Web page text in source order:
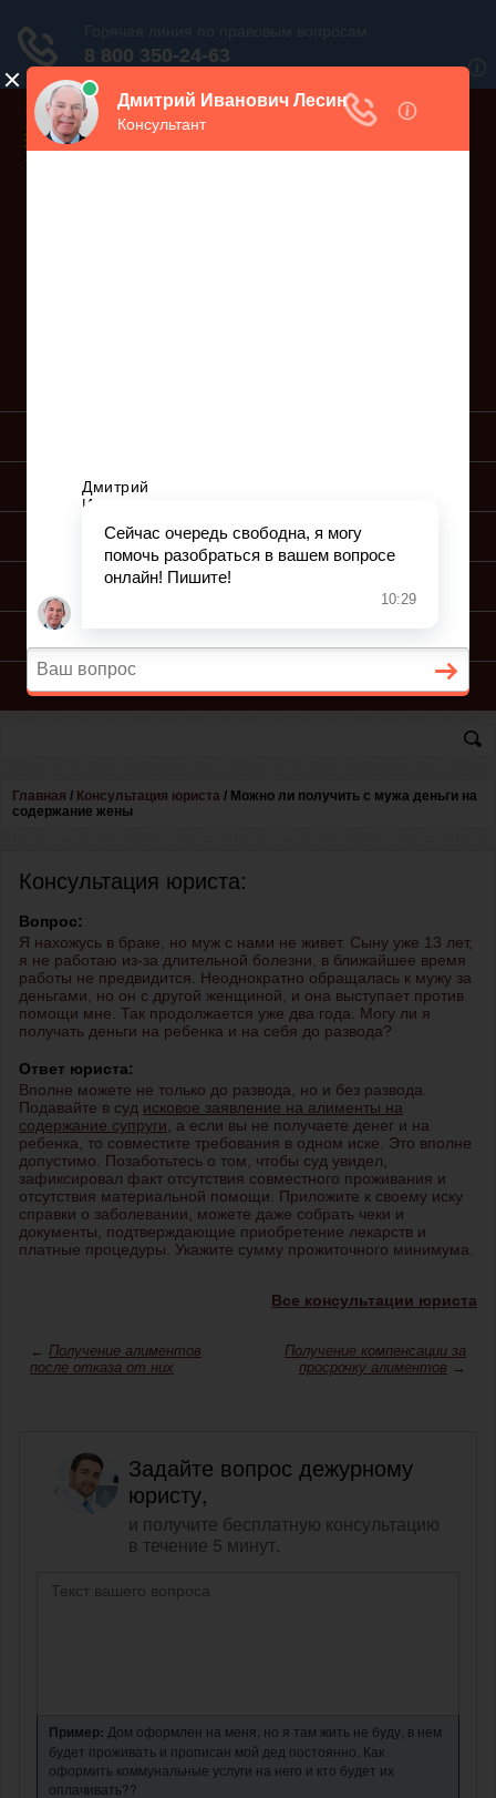
ПОДГОТОВКА ИСКА
ПОДАЧА ИСКА
КОНСУЛЬТАЦИЯ ЮРИСТА
Главная / Консультация юриста / Можно ли получить с мужа деньги на
содержание жены
Консультация юриста:
Вопрос:
Я нахожусь в браке, но муж с нами не живет. Сыну уже 13 лет,
я не работаю из-за длительной болезни, в ближайшее время
работы не предвидится. Неоднократно обращалась к мужу за
деньгами, но он с другой женщиной, и она выступает против
помощи мне. Так продолжается уже два года. Могу ли я
получать деньги на ребенка и на себя до развода?
Ответ юриста:
Вполне можете не только до развода, но и без развода.
Подавайте в суд исковое заявление на алименты на
содержание супруги, а если вы не получаете денег и на
ребенка, то совместите требования в одном иске. Это вполне
допустимо. Позаботьтесь о том, чтобы суд увидел,
зафиксировал факт отсутствия совместного проживания и
отсутствия материальной помощи. Приложите к своему иску
справки о заболевании, можете даже собрать чеки и
документы, подтверждающие приобретение лекарств и
платные процедуры. Укажите сумму прожиточного минимума.
Все консультации юриста
← Получение алиментов
после отказа от них
Получение компенсации за
просрочку алиментов →
Задайте вопрос дежурному
юристу,
и получите бесплатную консультацию
в течение 5 минут.
Пример: Дом оформлен на меня, но я там жить не буду, в нем
будет проживать и прописан мой дед постоянно. Как
оформить коммунальные услуги на него и кто будет их
оплачивать??